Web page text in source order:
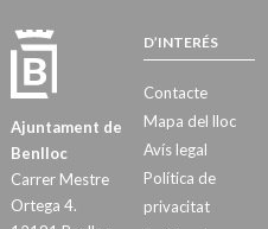
Ajuntament de
Benlloc
Carrer Mestre
Ortega 4.
D’INTERÉS
Contacte
Mapa del lloc
Avís legal
Política de
privacitat